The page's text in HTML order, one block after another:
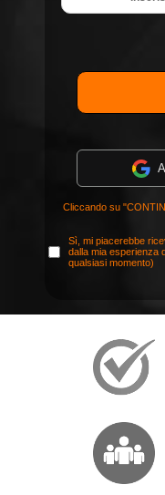
Cliccando su
Sì, mi piacerebbe
dalla mia esperienza
qualsiasi momento)